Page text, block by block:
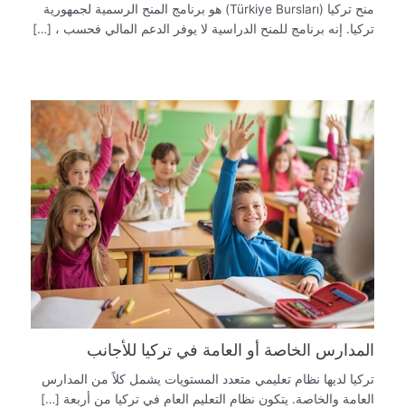
منح تركيا (Türkiye Bursları) هو برنامج المنح الرسمية لجمهورية
تركيا. إنه برنامج للمنح الدراسية لا يوفر الدعم المالي فحسب ، […]
المدارس الخاصة أو العامة في تركيا للأجانب
تركيا لديها نظام تعليمي متعدد المستويات يشمل كلاً من المدارس
العامة والخاصة. يتكون نظام التعليم العام في تركيا من أربعة […]